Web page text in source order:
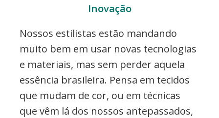
Inovação
Nossos estilistas estão mandando
muito bem em usar novas tecnologias
e materiais, mas sem perder aquela
essência brasileira. Pensa em tecidos
que mudam de cor, ou em técnicas
que vêm lá dos nossos antepassados,